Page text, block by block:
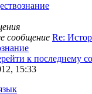
сообщение Re:
к последнему
15:33